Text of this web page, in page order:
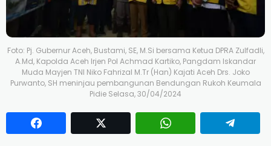
Foto: Pj. Gubernur Aceh, Bustami, SE, M.Si bersama Ketua DPRA Zulfadli,
A.Md, Kapolda Aceh Irjen Pol Achmad Kartiko, Pangdam Iskandar
Muda Mayjen TNI Niko Fahrizal M.Tr (Han) Kajati Aceh Drs. Joko
Purwanto, SH meninjau pembangunan Bendungan Rukoh Keumala
Pidie Selasa, 30/04/2024